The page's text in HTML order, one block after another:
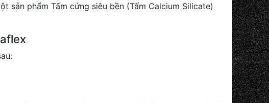
sản phẩm Tấm cứng siêu bền (Tấm Calcium Silicate)